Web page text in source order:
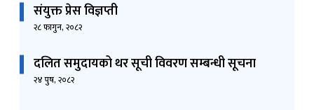
संयुक्त प्रेस विज्ञप्ती
२८ फागुन, २०८२
दलित समुदायको थर सूची विवरण सम्बन्धी सूचना
२४ पुष, २०८२